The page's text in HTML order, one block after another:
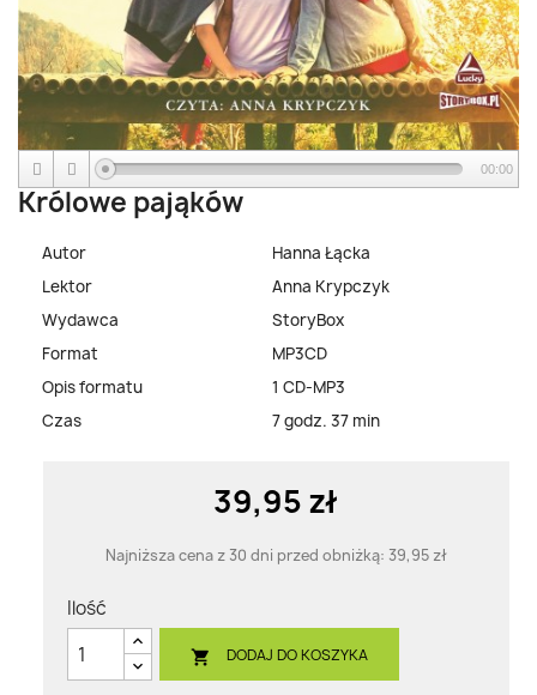
00:00
Królowe pająków
Autor
Hanna Łącka
Lektor
Anna Krypczyk
Wydawca
StoryBox
Format
MP3CD
Opis formatu
1 CD-MP3
Czas
7 godz. 37 min
39,95 zł
Najniższa cena z 30 dni przed obniżką: 39,95 zł
Ilość
 DODAJ DO KOSZYKA